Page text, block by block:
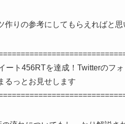
作りの参考にしてもらえればと思
ート456RTを達成！Twitterのフ
るっとお見せします